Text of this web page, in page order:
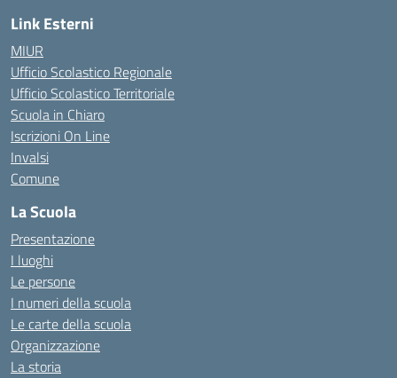
Link Esterni
MIUR
Ufficio Scolastico Regionale
Ufficio Scolastico Territoriale
Scuola in Chiaro
Iscrizioni On Line
Invalsi
Comune
La Scuola
Presentazione
I luoghi
Le persone
I numeri della scuola
Le carte della scuola
Organizzazione
La storia